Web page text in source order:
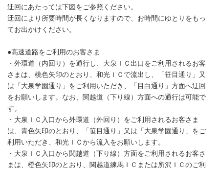
迂回にあたっては下図をご参照ください。
迂回により所要時間が長くなりますので、お時間にゆとりをもっ
てお出かけください。
●高速道路をご利用のお客さま
・外環道（内回り）を通行し、大泉ＩＣ出口をご利用されるお客
さまは、桃色矢印のとおり、和光ＩＣで流出し、「笹目通り」又
は「大泉学園通り」をご利用いただき、「目白通り」方面へ迂回
をお願いします。なお、関越道（下り線）方面への通行は可能で
す。
・大泉ＩＣ入口から外環道（外回り）をご利用されるお客さま
は、青色矢印のとおり、「笹目通り」又は「大泉学園通り」をご
利用いただき、和光ＩＣから流入をお願いします。
・大泉ＩＣ入口から関越道（下り線）方面をご利用されるお客さ
まは、橙色矢印のとおり、関越道練馬ＩＣまたは所沢ＩＣのご利